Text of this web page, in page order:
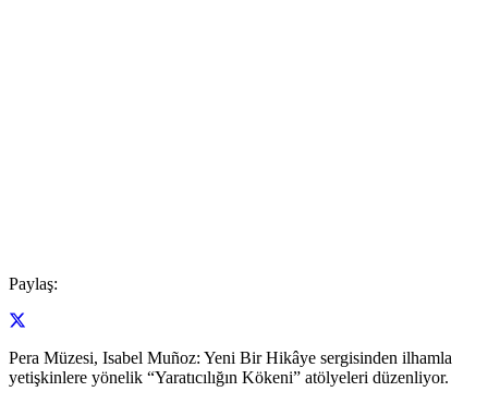
Paylaş:
Pera Müzesi, Isabel Muñoz: Yeni Bir Hikâye sergisinden ilhamla
yetişkinlere yönelik “Yaratıcılığın Kökeni” atölyeleri düzenliyor.